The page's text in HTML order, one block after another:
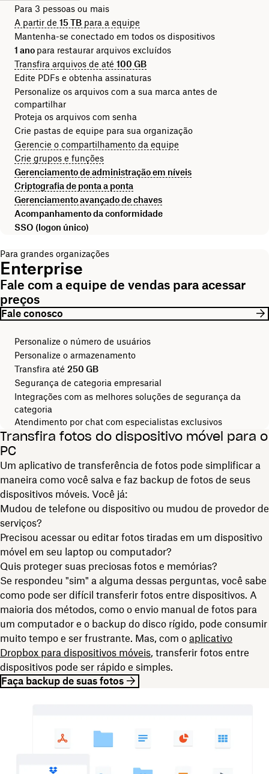
Para 3 pessoas ou mais
A partir de 15 TB para a equipe
Mantenha-se conectado em todos os dispositivos
1 ano para restaurar arquivos excluídos
Transfira arquivos de até 100 GB
Edite PDFs e obtenha assinaturas
Personalize os arquivos com a sua marca antes de
compartilhar
Proteja os arquivos com senha
Crie pastas de equipe para sua organização
Gerencie o compartilhamento da equipe
Crie grupos e funções
Gerenciamento de administração em níveis
Criptografia de ponta a ponta
Gerenciamento avançado de chaves
Acompanhamento da conformidade
SSO (logon único)
Para grandes organizações
Enterprise
Fale com a equipe de vendas para acessar
preços
Fale conosco
Personalize o número de usuários
Personalize o armazenamento
Transfira até 250 GB
Segurança de categoria empresarial
Integrações com as melhores soluções de segurança da
categoria
Atendimento por chat com especialistas exclusivos
Transfira fotos do dispositivo móvel para o
PC
Um aplicativo de transferência de fotos pode simplificar a
maneira como você salva e faz backup de fotos de seus
dispositivos móveis. Você já:
Mudou de telefone ou dispositivo ou mudou de provedor de
serviços?
Precisou acessar ou editar fotos tiradas em um dispositivo
móvel em seu laptop ou computador?
Quis proteger suas preciosas fotos e memórias?
Se respondeu "sim" a alguma dessas perguntas, você sabe
como pode ser difícil transferir fotos entre dispositivos. A
maioria dos métodos, como o envio manual de fotos para
um computador e o backup do disco rígido, pode consumir
muito tempo e ser frustrante. Mas, com o aplicativo
Dropbox para dispositivos móveis, transferir fotos entre
dispositivos pode ser rápido e simples.
Faça backup de suas fotos